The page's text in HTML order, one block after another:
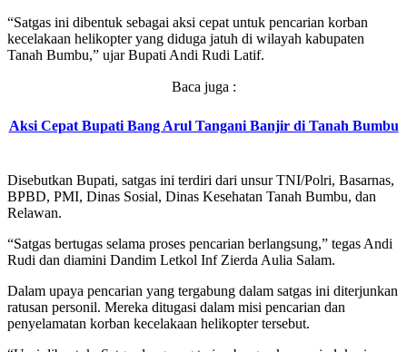
“Satgas ini dibentuk sebagai aksi cepat untuk pencarian korban
kecelakaan helikopter yang diduga jatuh di wilayah kabupaten
Tanah Bumbu,” ujar Bupati Andi Rudi Latif.
Baca juga :
Aksi Cepat Bupati Bang Arul Tangani Banjir di Tanah Bumbu
Disebutkan Bupati, satgas ini terdiri dari unsur TNI/Polri, Basarnas,
BPBD, PMI, Dinas Sosial, Dinas Kesehatan Tanah Bumbu, dan
Relawan.
“Satgas bertugas selama proses pencarian berlangsung,” tegas Andi
Rudi dan diamini Dandim Letkol Inf Zierda Aulia Salam.
Dalam upaya pencarian yang tergabung dalam satgas ini diterjunkan
ratusan personil. Mereka ditugasi dalam misi pencarian dan
penyelamatan korban kecelakaan helikopter tersebut.